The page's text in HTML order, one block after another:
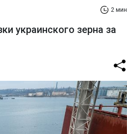
2 мин
украинского зерна за